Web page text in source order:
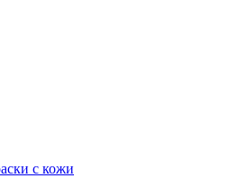
с кожи